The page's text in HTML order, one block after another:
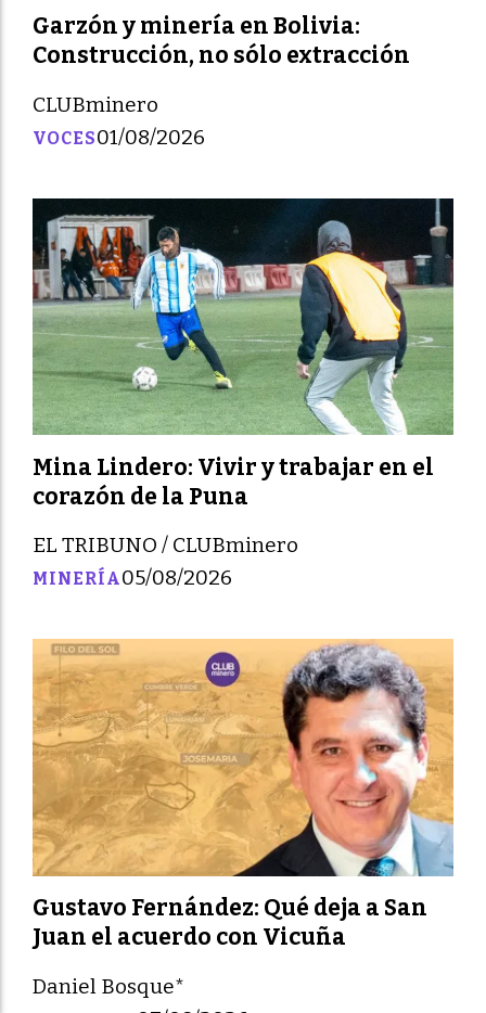
Garzón y minería en Bolivia:
Construcción, no sólo extracción
CLUBminero
VOCES01/08/2026
Mina Lindero: Vivir y trabajar en el
corazón de la Puna
EL TRIBUNO / CLUBminero
MINERÍA05/08/2026
Gustavo Fernández: Qué deja a San
Juan el acuerdo con Vicuña
Daniel Bosque*